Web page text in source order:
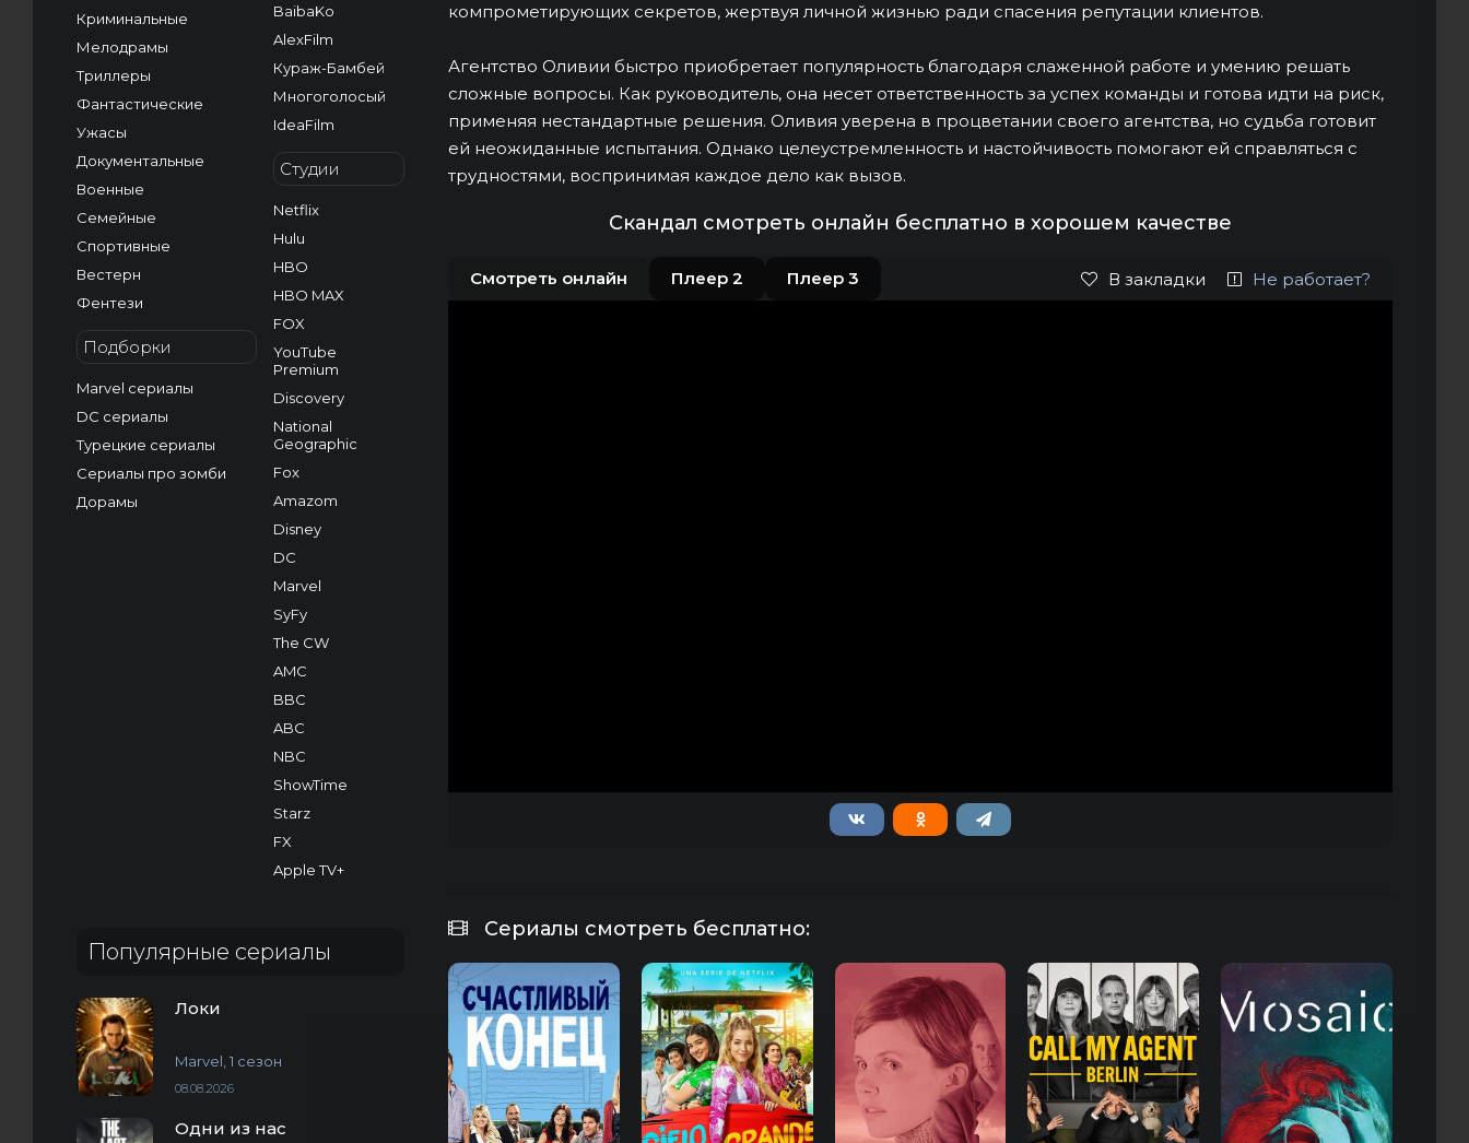
Криминальные
Мелодрамы
Триллеры
Фантастические
Ужасы
Документальные
Военные
Семейные
Спортивные
Вестерн
Фентези
Подборки
Marvel сериалы
DC сериалы
Турецкие сериалы
Сериалы про зомби
Дорамы
BaibaKo
AlexFilm
Кураж-Бамбей
Многоголосый
IdeaFilm
Студии
Netflix
Hulu
HBO
HBO MAX
FOX
YouTube
Premium
Discovery
National
Geographic
Fox
Amazom
Disney
DC
Marvel
SyFy
The CW
AMC
BBC
ABC
NBC
ShowTime
Starz
FX
Apple TV+
Популярные сериалы
Локи
Marvel, 1 сезон
08.08.2026
Одни из нас
компрометирующих секретов, жертвуя личной жизнью ради спасения репутации клиентов.
Агентство Оливии быстро приобретает популярность благодаря слаженной работе и умению решать
сложные вопросы. Как руководитель, она несет ответственность за успех команды и готова идти на риск,
применяя нестандартные решения. Оливия уверена в процветании своего агентства, но судьба готовит
ей неожиданные испытания. Однако целеустремленность и настойчивость помогают ей справляться с
трудностями, воспринимая каждое дело как вызов.
Скандал смотреть онлайн бесплатно в хорошем качестве
Смотреть онлайн Плеер 2 Плеер 3 В закладки Не работает?
Сериалы смотреть бесплатно: